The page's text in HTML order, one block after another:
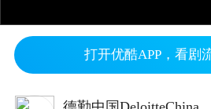
打开优酷APP，看剧